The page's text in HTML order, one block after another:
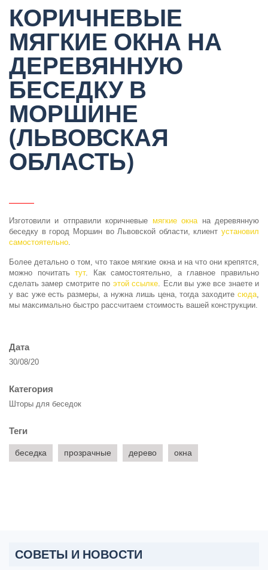
КОРИЧНЕВЫЕ
МЯГКИЕ ОКНА НА
ДЕРЕВЯННУЮ
БЕСЕДКУ В
МОРШИНЕ
(ЛЬВОВСКАЯ
ОБЛАСТЬ)
Изготовили и отправили коричневые мягкие окнана деревянную
беседку в город Моршин во Львовской области, клиент установил
самостоятельно.
Более детально о том, что такое мягкие окна и на что они крепятся,
можно почитатьтут. Как самостоятельно, а главное правильно
сделать замер смотрите по этой ссылке. Если вы уже все знаете и
у вас уже есть размеры, а нужна лишь цена, тогда заходите сюда,
мы максимально быстро рассчитаем стоимость вашей конструкции.
Дата
30/08/20
Категория
Шторы для беседок
Теги
беседка прозрачные дерево окна
СОВЕТЫ И НОВОСТИ